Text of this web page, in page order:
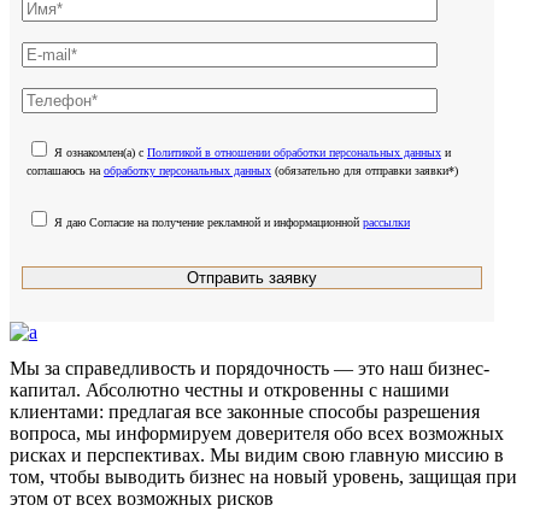
Я ознакомлен(а) с Политикой в отношении обработки персональных данных и
соглашаюсь на обработку персональных данных (обязательно для отправки заявки*)
Я даю Согласие на получение рекламной и информационной рассылки
Мы за справедливость и порядочность — это наш бизнес-
капитал. Абсолютно честны и откровенны с нашими
клиентами: предлагая все законные способы разрешения
вопроса, мы информируем доверителя обо всех возможных
рисках и перспективах. Мы видим свою главную миссию в
том, чтобы выводить бизнес на новый уровень, защищая при
этом от всех возможных рисков